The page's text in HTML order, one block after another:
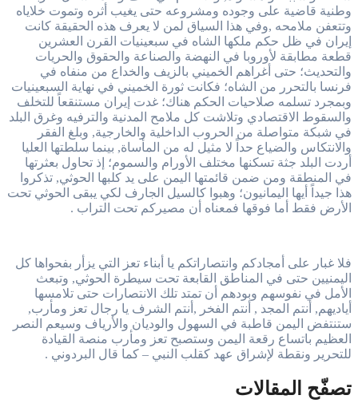
وطنية قاضية على وجوده ومشروعه حتى يغيب أثره وتموت خلاياه
وتتعفن ملامحه ,وفي هذا السياق لمن لا يعرف هذه الحقيقة كانت
إيران في ظل حكم ملكها الشاه في سبعينيات القرن العشرين
قطعة مطابقة لأوروبا في النهضة والصناعة والحقوق والحريات
والتحديث؛ حتى أغراهم الخميني بالزيف والخداع من منفاه في
فرنسا بالتحرر من الشاه؛ فكانت ثورة الخميني في نهاية السبعينيات
وبمجرد تسلمه صلاحيات الحكم هناك؛ غدت إيران مستنقعاً للتخلف
والسقوط الاقتصادي وتلاشت كل ملامح المدنية والترفيه وغرق البلد
في شبكة متواصلة من الحروب الداخلية والخارجية, وبلغ الفقر
والانتكاس والضياع حداً لا مثيل له من المأساة, بينما سلطتها العليا
أردت البلد جثة تسكنها مختلف الأورام والسموم؛ إذ تحاول بعثرتها
في المنطقة ومن ضمن قائمتها اليمن على يد كلبها الحوثي, تذكروا
هذا جيداً أيها اليمانيون؛ وهبوا كالسيل الجارف لكي يبقى الحوثي تحت
الأرض فقط أما فوقها فمعناه أن مصيركم تحت التراب .
فلا غبار على أمجادكم وانتصاراتكم يا أبناء تعز التي يزأر بفحواها كل
اليمنيين حتى في المناطق القابعة تحت سيطرة الحوثي, وتبعث
الأمل في نفوسهم وبودهم أن تمتد تلك الانتصارات حتى تلامسها
أياديهم, أنتم المجد , أنتم الفخر ,أنتم الشرف يا رجال تعز ومأرب,
ستنتفض اليمن قاطبة في السهول والوديان والأرياف وسيعم النصر
العظيم باتساع رقعة اليمن وستصبح تعز ومأرب منصة القيادة
للتحرير ونقطة لإشراق عهد كقلب النبي – كما قال البردوني .
تصفّح المقالات